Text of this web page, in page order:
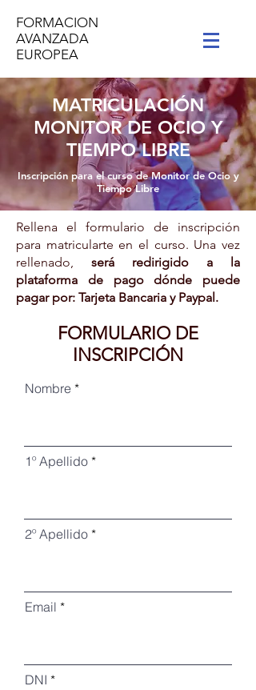
FORMACION
AVANZADA
EUROPEA
MATRICULACIÓN
MONITOR DE OCIO Y
TIEMPO LIBRE
Inscripción para el curso de Monitor de Ocio y
Tiempo Libre
Rellena el formulario de inscripción
para matricularte en el curso. Una vez
rellenado, será redirigido a la
plataforma de pago dónde puede
pagar por: Tarjeta Bancaria y Paypal.
FORMULARIO DE
INSCRIPCIÓN
Nombre
1º Apellido
2º Apellido
Email
DNI